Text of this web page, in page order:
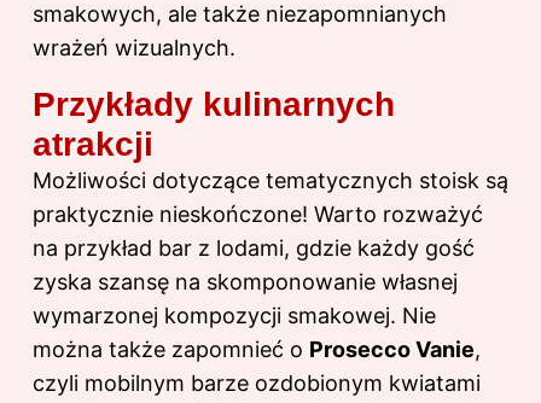
smakowych, ale także niezapomnianych
wrażeń wizualnych.
Przykłady kulinarnych
atrakcji
Możliwości dotyczące tematycznych stoisk są
praktycznie nieskończone! Warto rozważyć
na przykład bar z lodami, gdzie każdy gość
zyska szansę na skomponowanie własnej
wymarzonej kompozycji smakowej. Nie
można także zapomnieć o Prosecco Vanie,
czyli mobilnym barze ozdobionym kwiatami